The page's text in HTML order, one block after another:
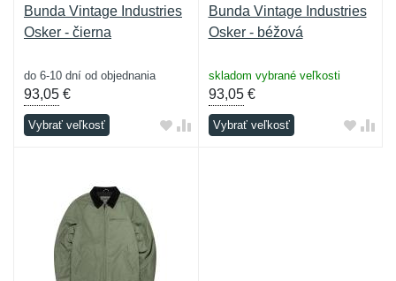
Bunda Vintage Industries
Osker - čierna
do 6-10 dní od objednania
93,05 €
Vybrať veľkosť
Bunda Vintage Industries
Osker - béžová
skladom vybrané veľkosti
93,05€
Vybrať veľkosť